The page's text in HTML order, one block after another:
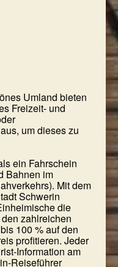
Umland bieten
Freizeit- und
um dieses zu
ein Fahrschein
Bahnen im
Mit dem
Schwerin
die
zahlreichen
100 % auf den
profitieren. Jeder
Information am
Reiseführer